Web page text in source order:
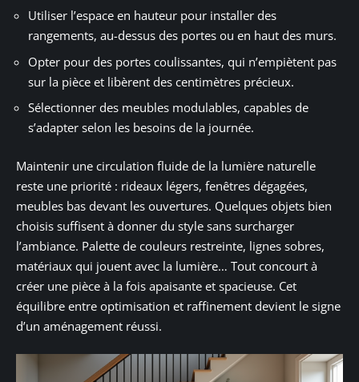
Utiliser l’espace en hauteur pour installer des
rangements, au-dessus des portes ou en haut des murs.
Opter pour des portes coulissantes, qui n’empiètent pas
sur la pièce et libèrent des centimètres précieux.
Sélectionner des meubles modulables, capables de
s’adapter selon les besoins de la journée.
Maintenir une circulation fluide de la lumière naturelle
reste une priorité : rideaux légers, fenêtres dégagées,
meubles bas devant les ouvertures. Quelques objets bien
choisis suffisent à donner du style sans surcharger
l’ambiance. Palette de couleurs restreinte, lignes sobres,
matériaux qui jouent avec la lumière… Tout concourt à
créer une pièce à la fois apaisante et spacieuse. Cet
équilibre entre optimisation et raffinement devient le signe
d’un aménagement réussi.